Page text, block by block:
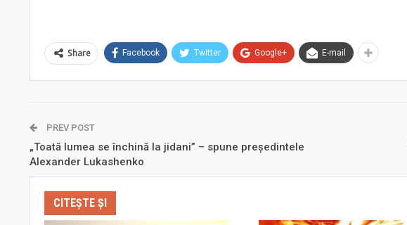
Share Facebook Twitter Google+ E-mail
PREV POST
„Toată lumea se închină la jidani” – spune președintele
Alexander Lukashenko
CITEȘTE ȘI